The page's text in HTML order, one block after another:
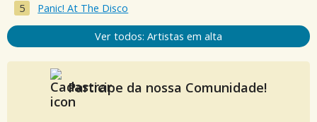
Panic! At The Disco
Ver todos: Artistas em alta
Participe da nossa Comunidade!